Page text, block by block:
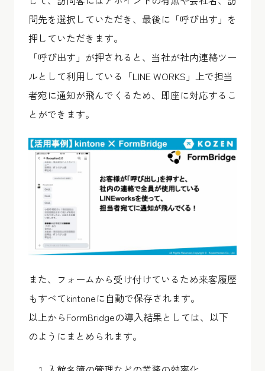
問先を選択していただき、最後に「呼び出す」を
押していただきます。
「呼び出す」が押されると、当社が社内連絡ツー
ルとして利用している「LINE WORKS」上で担当
者宛に通知が飛んでくるため、即座に対応するこ
とができます。
また、フォームから受け付けているため来客履歴
もすべてkintoneに自動で保存されます。
以上からFormBridgeの導入結果としては、以下
のようにまとめられます。